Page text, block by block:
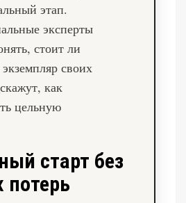
этап.
эксперты
стоит ли
своих
как
цельную
старт без